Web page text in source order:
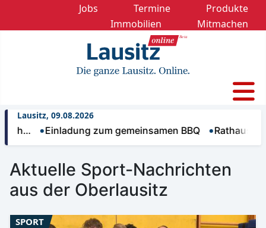
Jobs Termine
Produkte
Immobilien
Mitmachen
Lausitz, 09.08.2026
Einladung zum gemeinsamen BBQ Rathaus
Aktuelle Sport-Nachrichten
aus der Oberlausitz
SPORT